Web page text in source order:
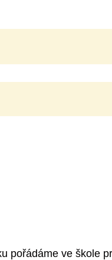
pořádáme ve škole